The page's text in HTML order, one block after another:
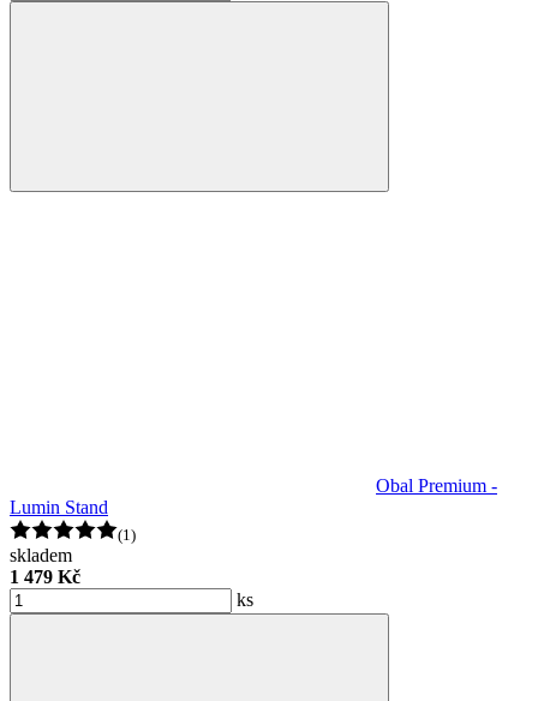
Obal Premium -
Lumin Stand
(1)
skladem
1 479 Kč
ks